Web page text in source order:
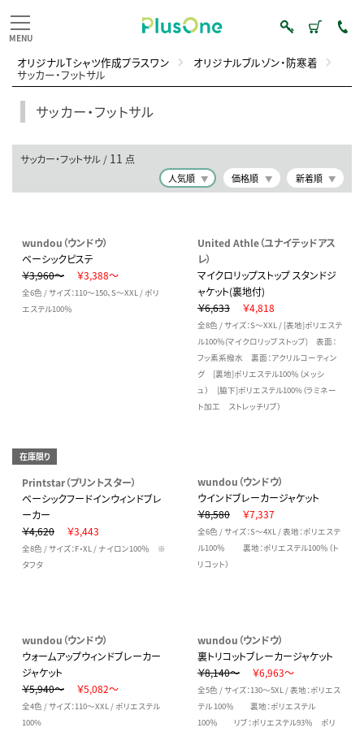
オリジナルTシャツ作成プラスワン オリジナルブルゾン・防寒着
サッカー・フットサル
サッカー・フットサル
サッカー・フットサル / 11 点
人気順 価格順 新着順
wundou（ウンドウ）
ベーシックピステ
￥3,960～
￥3,388～
全6色 / サイズ：110～150、S～XXL / ポリ
エステル100％
United Athle（ユナイテッドアス
レ）
マイクロリップストップ スタンドジ
ャケット(裏地付)
￥6,633
￥4,818
全8色 / サイズ：S～XXL / [表地]ポリエステ
ル100％(マイクロリップストップ) 表面：
フッ素系撥水 裏面：アクリルコーティン
グ [裏地]ポリエステル100％（メッシ
ュ） [脇下]ポリエステル100%（ラミネー
ト加工 ストレッチリブ）
在庫限り
Printstar（プリントスター）
ベーシックフードインウィンドブレ
ーカー
￥4,620
￥3,443
全8色 / サイズ：F・XL / ナイロン100％ ※
タフタ
wundou（ウンドウ）
ウインドブレーカージャケット
￥8,580
￥7,337
全6色 / サイズ：S～4XL / 表地：ポリエステ
ル100％ 裏地：ポリエステル100％（ト
リコット）
wundou（ウンドウ）
ウォームアップウィンドブレーカー
ジャケット
￥5,940～
￥5,082～
全4色 / サイズ：110～XXL / ポリエステル
100%
wundou（ウンドウ）
裏トリコットブレーカージャケット
￥8,140～
￥6,963～
全5色 / サイズ：130～5XL / 表地：ポリエス
テル 100％ 裏地：ポリエステル
100％ リブ：ポリエステル93％ ポリ